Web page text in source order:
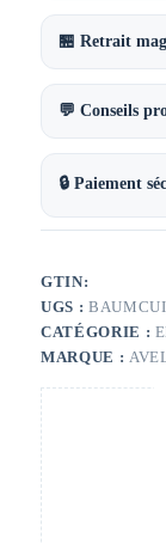
🏪 Retrait
💬 Conseils
🔒 Paiement
GTIN:
UGS :
CATÉGORIE :
MARQUE :